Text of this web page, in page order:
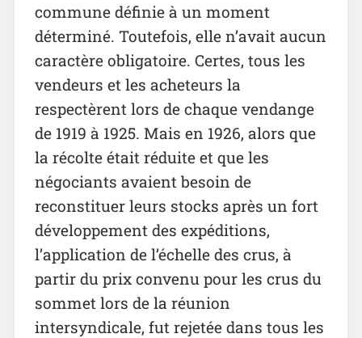
commune définie à un moment
déterminé. Toutefois, elle n’avait aucun
caractère obligatoire. Certes, tous les
vendeurs et les acheteurs la
respectèrent lors de chaque vendange
de 1919 à 1925. Mais en 1926, alors que
la récolte était réduite et que les
négociants avaient besoin de
reconstituer leurs stocks après un fort
développement des expéditions,
l’application de l’échelle des crus, à
partir du prix convenu pour les crus du
sommet lors de la réunion
intersyndicale, fut rejetée dans tous les